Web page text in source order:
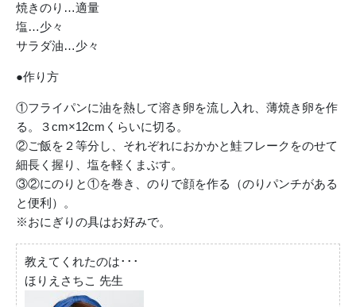
焼きのり…適量
塩…少々
サラダ油…少々
●作り方
①フライパンに油を熱して溶き卵を流し入れ、薄焼き卵を作
る。３cm×12cmくらいに切る。
②ご飯を２等分し、それぞれにおかかと鮭フレークをのせて
細長く握り、塩を軽くまぶす。
③②にのりと①を巻き、のりで顔を作る（のりパンチがある
と便利）。
※おにぎりの具はお好みで。
教えてくれたのは･･･
ほりえさちこ 先生